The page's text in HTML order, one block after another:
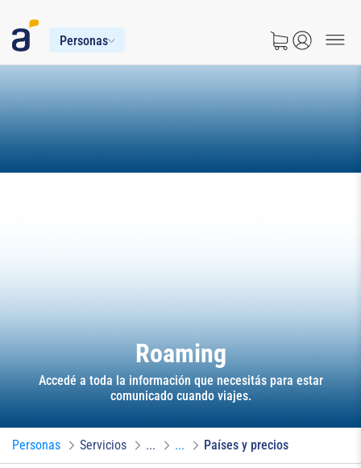
Personas
Roaming
Accedé a toda la información que necesitás para estar
comunicado cuando viajes.
Personas Servicios ... ... Países y precios